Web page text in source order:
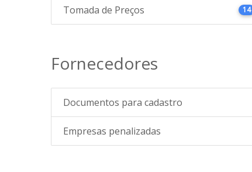
Tomada de Preços 14
Fornecedores
Documentos para cadastro
Empresas penalizadas